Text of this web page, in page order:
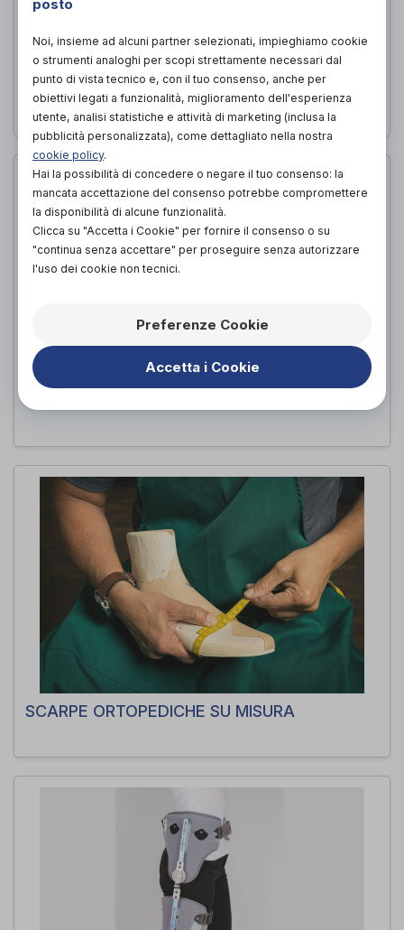
VALUTAZIONE POSTURALE
SCARPE ORTOPEDICHE SU MISURA
posto
Noi, insieme ad alcuni partner selezionati, impieghiamo cookie
o strumenti analoghi per scopi strettamente necessari dal
punto di vista tecnico e, con il tuo consenso, anche per
obiettivi legati a funzionalità, miglioramento dell'esperienza
utente, analisi statistiche e attività di marketing (inclusa la
pubblicità personalizzata), come dettagliato nella nostra
cookie policy.
Hai la possibilità di concedere o negare il tuo consenso: la
mancata accettazione del consenso potrebbe compromettere
la disponibilità di alcune funzionalità.
Clicca su "Accetta i Cookie" per fornire il consenso o su
"continua senza accettare" per proseguire senza autorizzare
l'uso dei cookie non tecnici.
Preferenze Cookie
Accetta i Cookie